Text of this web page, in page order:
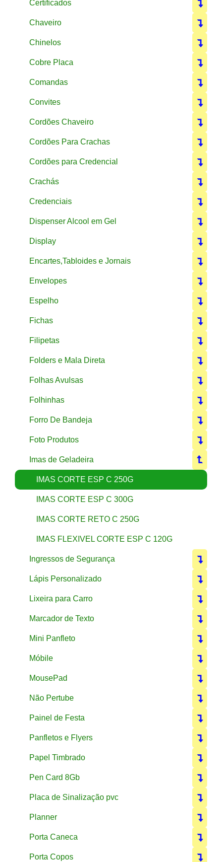
Certificados
Chaveiro
Chinelos
Cobre Placa
Comandas
Convites
Cordões Chaveiro
Cordões Para Crachas
Cordões para Credencial
Crachás
Credenciais
Dispenser Alcool em Gel
Display
Encartes,Tabloides e Jornais
Envelopes
Espelho
Fichas
Filipetas
Folders e Mala Direta
Folhas Avulsas
Folhinhas
Forro De Bandeja
Foto Produtos
Imas de Geladeira
IMAS CORTE ESP C 250G
IMAS CORTE ESP C 300G
IMAS CORTE RETO C 250G
IMAS FLEXIVEL CORTE ESP C 120G
Ingressos de Segurança
Lápis Personalizado
Lixeira para Carro
Marcador de Texto
Mini Panfleto
Móbile
MousePad
Não Pertube
Painel de Festa
Panfletos e Flyers
Papel Timbrado
Pen Card 8Gb
Placa de Sinalização pvc
Planner
Porta Caneca
Porta Copos